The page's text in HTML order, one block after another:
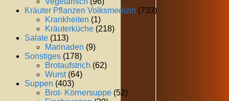
Kräuter Pflanzen Volksmedizin (733)
Krankheiten (1)
Kräuterküche (218)
Salate (113)
Marinaden (9)
Sonstiges (178)
Brotaufstrich (62)
Wurst(64)
Suppen (403)
Brot- Körnersuppe (52)